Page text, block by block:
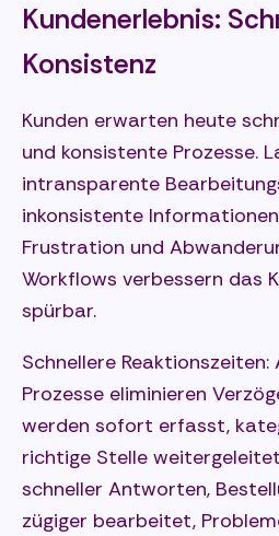
Kundenerlebnis:
Konsistenz
Kunden erwarten heute
und konsistente Prozesse.
intransparente
inkonsistente
Frustration und
Workflows verbessern das
spürbar.
Schnellere
Prozesse eliminieren
werden sofort erfasst,
richtige Stelle
schneller Antworten,
zügiger bearbeitet,